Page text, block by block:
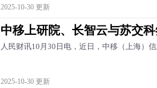
2025-10-30 更新
中移上研院、长智云与苏交
人民财讯10月30日电，近日，中移（上海）
2025-10-30 更新